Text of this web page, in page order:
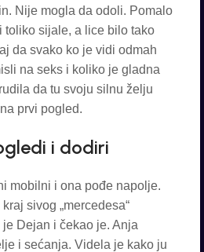
Nije mogla da odoli. Pomalo
toliko sijale, a lice bilo tako
da svako ko je vidi odmah
na seks i koliko je gladna
da tu svoju silnu želju
prvi pogled.
i dodiri
mobilni i ona pođe napolje.
sivog „mercedesa“
Dejan i čekao je. Anja
i sećanja. Videla je kako ju